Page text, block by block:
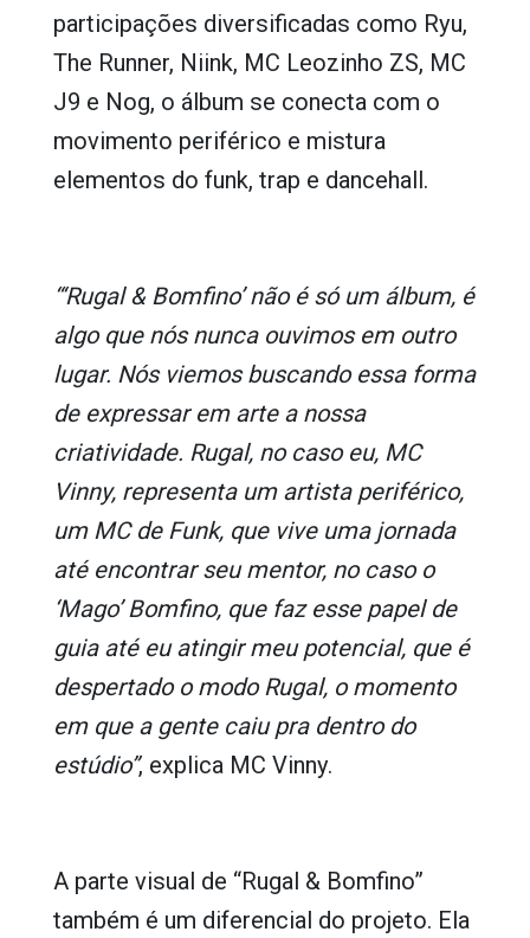
participações diversificadas como Ryu,
The Runner, Niink, MC Leozinho ZS, MC
J9 e Nog, o álbum se conecta com o
movimento periférico e mistura
elementos do funk, trap e dancehall.
“‘Rugal & Bomfino’ não é só um álbum, é
algo que nós nunca ouvimos em outro
lugar. Nós viemos buscando essa forma
de expressar em arte a nossa
criatividade. Rugal, no caso eu, MC
Vinny, representa um artista periférico,
um MC de Funk, que vive uma jornada
até encontrar seu mentor, no caso o
‘Mago’ Bomfino, que faz esse papel de
guia até eu atingir meu potencial, que é
despertado o modo Rugal, o momento
em que a gente caiu pra dentro do
estúdio”, explica MC Vinny.
A parte visual de “Rugal & Bomfino”
também é um diferencial do projeto. Ela